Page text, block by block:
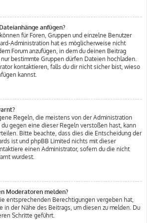
anfügen?
für Foren, Gruppen und einzelne Benutzer
Administration hat es möglicherweise nicht
Forum anzufügen, in dem du deinen Beitrag
bestimmte Gruppen dürfen Dateien hochladen.
kontaktieren, falls du dir nicht sicher bist, wieso
kannst.
Regeln, die meistens von der Administration
gegen eine dieser Regeln verstoßen hast, kann
Bitte beachte, dass dies die Entscheidung der
ist und phpBB Limited nichts mit dieser
einen Administrator, sofern du die nicht
wurdest.
Moderatoren melden?
entsprechenden Berechtigungen vergeben hat,
in der Nähe des Beitrags, um diesen zu melden. Du
Schritte geführt.